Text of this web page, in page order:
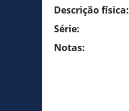
Descrição física:
Série:
Notas: